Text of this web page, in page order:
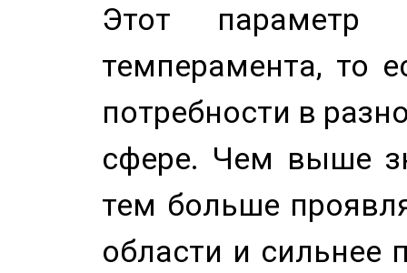
Этот параметр
темперамента, то
потребности в
сфере. Чем выше
тем больше
области и сильнее